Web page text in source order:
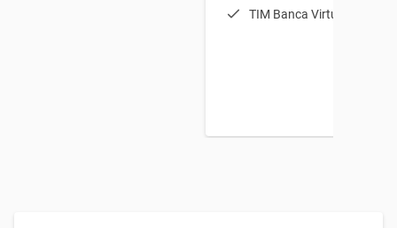
TIM Banca Virtual Light